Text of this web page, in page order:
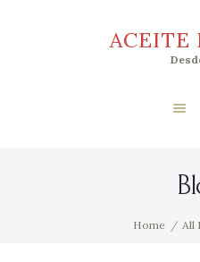
ACEITE
Home All
ACEITE